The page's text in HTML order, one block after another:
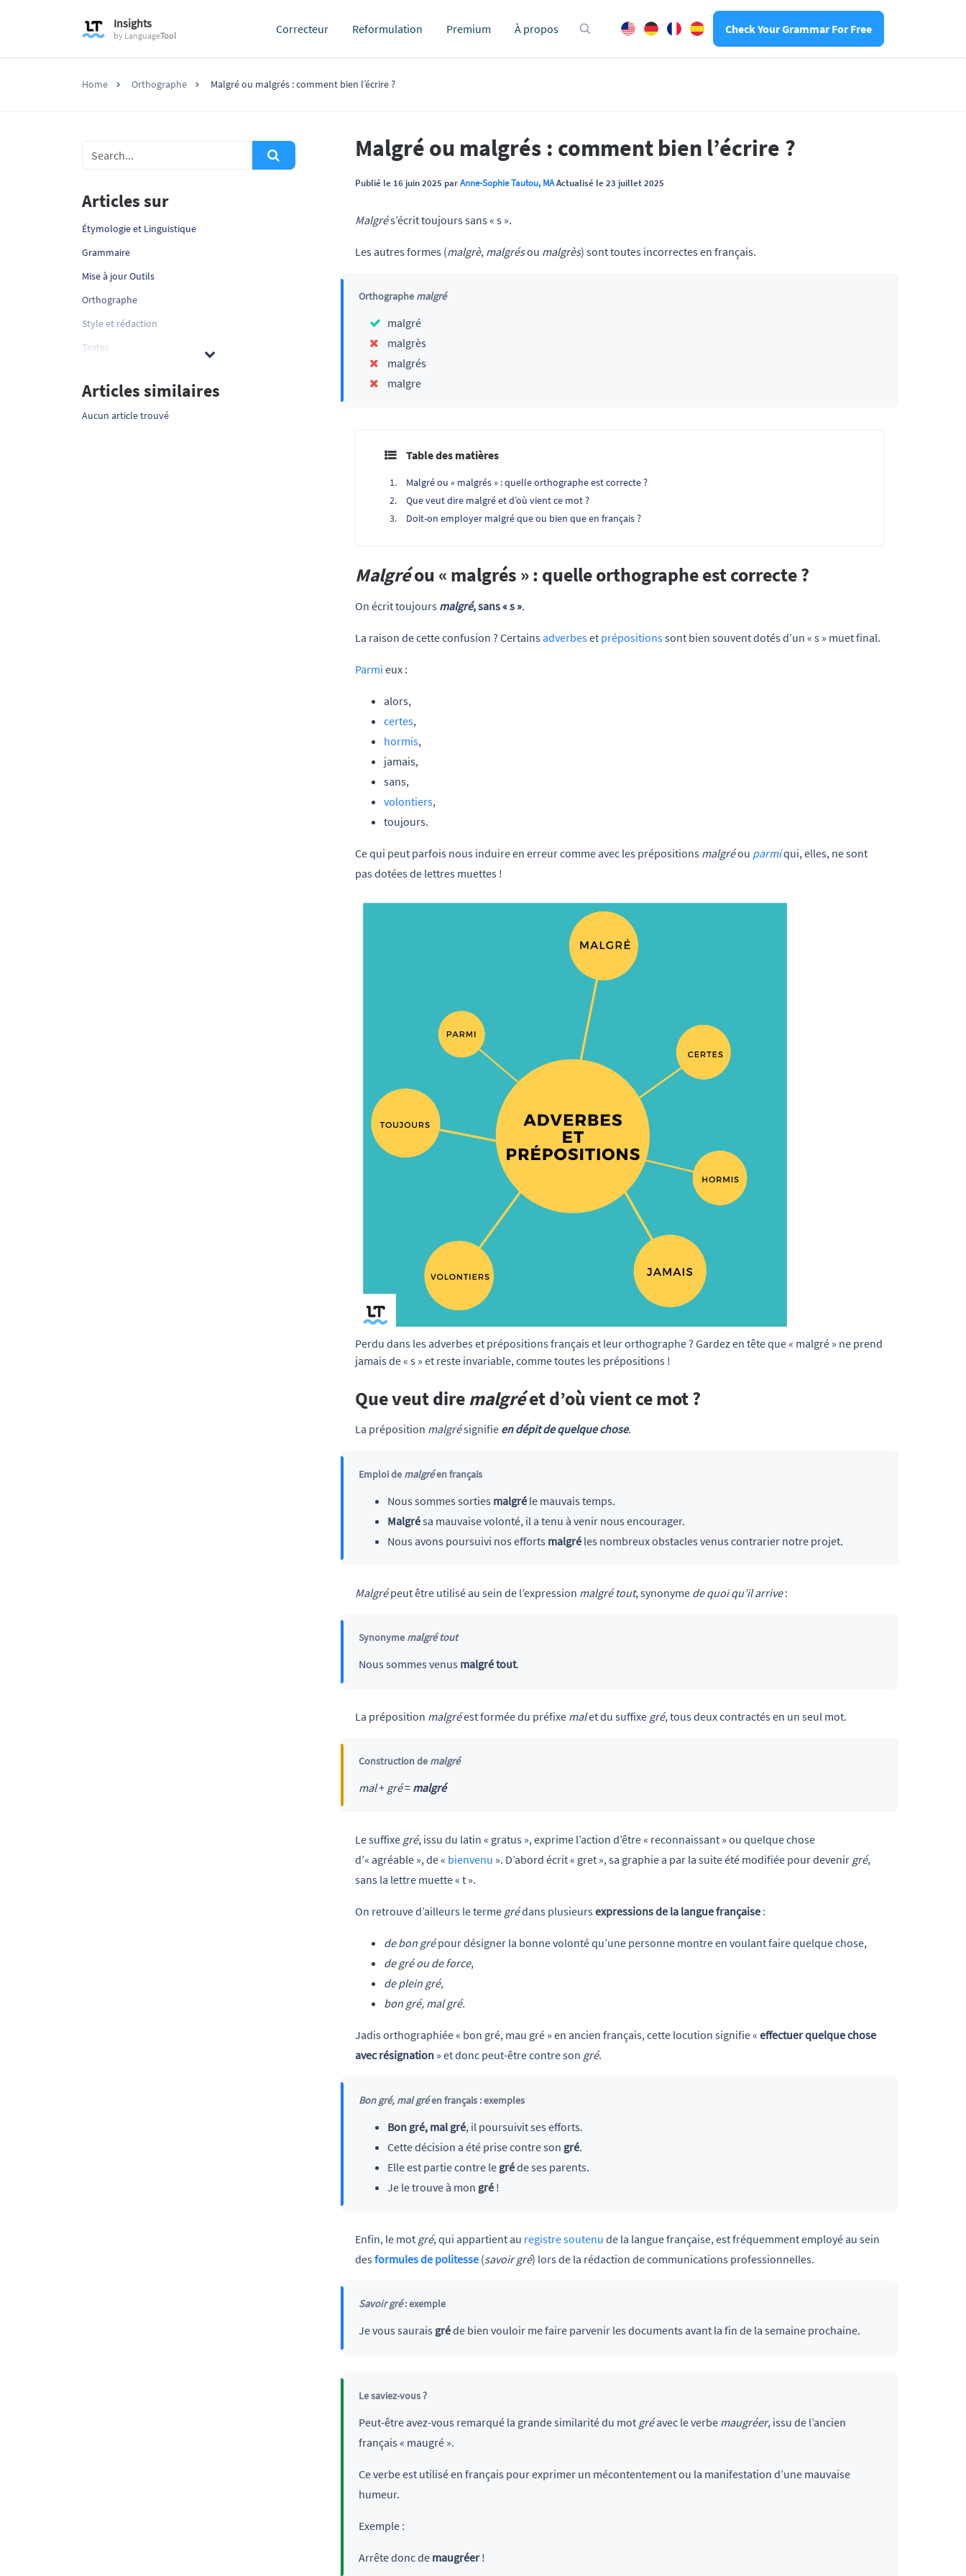
Insights
by LanguageTool Correcteur Reformulation Premium À propos Check Your Grammar For Free
Home Orthographe Malgré ou malgrés : comment bien l’écrire ?
Malgré ou malgrés : comment bien l’écrire ?
Publié le 16 juin 2025 parAnne-Sophie Tautou, MAActualisé le 23 juillet 2025
Malgrés’écrit toujours sans « s ».
Les autres formes (malgrè, malgrésou malgrès) sont toutes incorrectes en français.
Orthographe malgré
malgré
malgrès
malgrés
malgre
Table des matières
Malgré ou « malgrés » : quelle orthographe est correcte ?
Que veut dire malgré et d’où vient ce mot ?
Doit-on employer malgré que ou bien que en français ?
Malgréou « malgrés » : quelle orthographe est correcte ?
On écrit toujours malgré, sans « s ».
La raison de cette confusion ? Certainsadverbeset prépositionssont bien souvent dotés d’un « s » muet final.
Parmi eux :
alors,
certes,
hormis,
jamais,
sans,
volontiers,
toujours.
Ce qui peut parfois nous induire en erreur comme avec les prépositions malgréou parmiqui, elles, ne sont
pas dotées de lettres muettes !
Perdu dans les adverbes et prépositions français et leur orthographe ? Gardez en tête que « malgré » ne prend
jamais de « s » et reste invariable, comme toutes les prépositions !
Que veut diremalgréet d’où vient ce mot ?
La préposition malgrésignifie en dépit de quelque chose.
Emploi de malgréen français
Nous sommes sorties malgréle mauvais temps.
Malgrésa mauvaise volonté, il a tenu à venir nous encourager.
Nous avons poursuivi nos efforts malgréles nombreux obstacles venus contrarier notre projet.
Malgrépeut être utilisé au sein de l’expression malgré tout, synonyme de quoi qu’il arrive:
Synonyme malgré tout
Nous sommes venus malgré tout.
La préposition malgréest formée du préfixe malet du suffixe gré, tous deux contractés en un seul mot.
Construction de malgré
mal+ gré= malgré
Le suffixe gré, issu du latin « gratus », exprime l’action d’être « reconnaissant » ou quelque chose
d’« agréable », de « bienvenu ». D’abord écrit « gret », sa graphie a par la suite été modifiée pour devenir gré,
sans la lettre muette « t ».
On retrouve d’ailleurs le terme grédans plusieursexpressions de la langue française :
de bon grépour désigner la bonne volonté qu’une personne montre en voulant faire quelque chose,
de gré ou de force,
de plein gré,
bon gré, mal gré.
Jadis orthographiée « bon gré, mau gré » en ancien français, cette locution signifie « effectuer quelque chose
avec résignation » et donc peut-être contre son gré.
Bon gré, mal gréen français : exemples
Bon gré, mal gré, il poursuivit ses efforts.
Cette décision a été prise contre son gré.
Elle est partie contre le gréde ses parents.
Je le trouve à mon gré!
Enfin, le mot gré, qui appartient au registre soutenu de la langue française, est fréquemment employé au sein
desformules de politesse (savoir gré) lors de la rédaction de communications professionnelles.
Savoir gré: exemple
Je vous saurais gréde bien vouloir me faire parvenir les documents avant la fin de la semaine prochaine.
Le saviez-vous ?
Peut-être avez-vous remarqué la grande similarité du mot gréavec le verbe maugréer, issu de l’ancien
français « maugré ».
Ce verbe est utilisé en français pour exprimer un mécontentement ou la manifestation d’une mauvaise
humeur.
Exemple :
Arrête donc de maugréer!
Articles sur
Étymologie et Linguistique
Grammaire
Mise à jour Outils
Orthographe
Style et rédaction
Textes
Articles similaires
Aucun article trouvé